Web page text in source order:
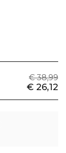
€ 38,99
€ 26,12